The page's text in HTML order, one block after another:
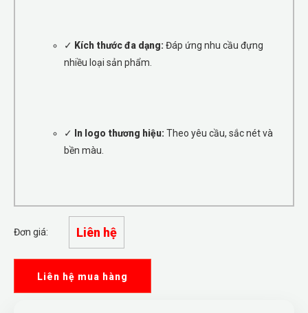
✓ Kích thước đa dạng: Đáp ứng nhu cầu đựng
nhiều loại sản phẩm.
✓ In logo thương hiệu: Theo yêu cầu, sắc nét và
bền màu.
Đơn giá: Liên hệ
Liên hệ mua hàng